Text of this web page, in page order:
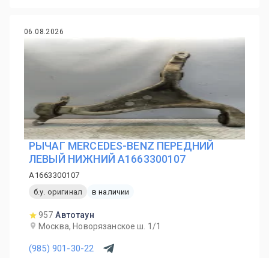
06.08.2026
РЫЧАГ MERCEDES-BENZ ПЕРЕДНИЙ
ЛЕВЫЙ НИЖНИЙ A1663300107
A1663300107
б.у. оригинал
в наличии
957 Автотаун
Москва, Новорязанское ш. 1/1
(985) 901-30-22